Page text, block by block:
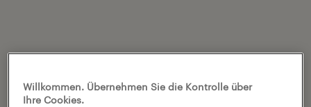
Willkommen. Übernehmen Sie die Kontrolle über
Ihre Cookies.